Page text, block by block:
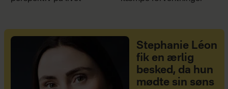
Stephanie Léon
fik en ærlig
besked, da hun
mødte sin søns